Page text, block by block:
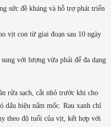
sức đề kháng và hỗ trợ phát triển
vịt con từ giai đoạn sau 10 ngày
với lượng vừa phải để đa dạng
rửa sạch, cắt nhỏ trước khi cho
dấu hiệu nấm mốc. Rau xanh chỉ
theo độ tuổi của vịt, kết hợp với